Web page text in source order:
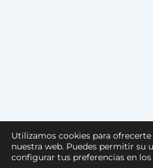
Utilizamos cookies para
nuestra web. Puedes permitir su
configurar tus preferencias en los